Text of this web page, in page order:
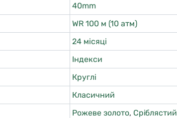
40mm
WR 100 м (10 атм)
24 місяці
Індекси
Круглі
Класичний
Рожеве золото, Сріблястий